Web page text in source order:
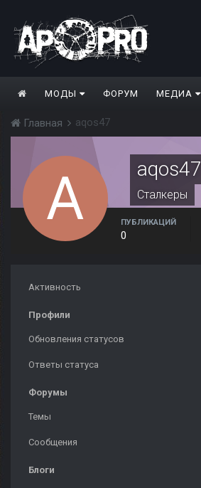
МОДЫ ФОРУМ МЕДИА
Главная aqos47
aqos47
Сталкеры
ПУБЛИКАЦИЙ
0
Активность
Профили
Обновления статусов
Ответы статуса
Форумы
Темы
Сообщения
Блоги